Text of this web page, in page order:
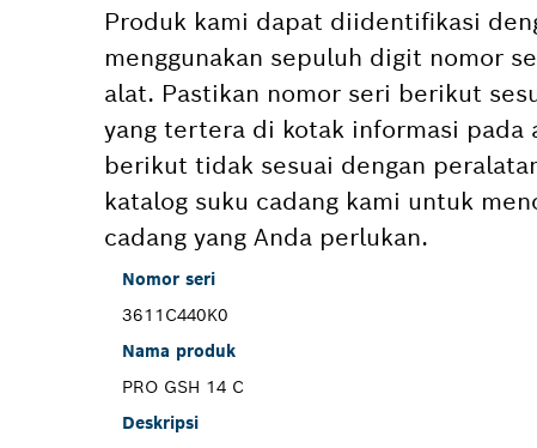
Produk kami dapat diidentifikasi
menggunakan sepuluh digit nomor
alat. Pastikan nomor seri berikut
yang tertera di kotak informasi pada
berikut tidak sesuai dengan
katalog suku cadang kami untuk
cadang yang Anda perlukan.
Nomor seri
3611C440K0
Nama produk
PRO GSH 14 C
Deskripsi